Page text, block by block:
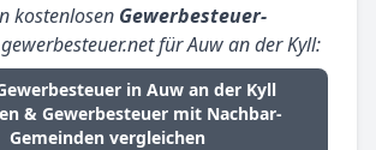
kostenlosen Gewerbesteuer-
für Auw an der Kyll:
in Auw an der Kyll
& Gewerbesteuer mit Nachbar-
Gemeinden vergleichen